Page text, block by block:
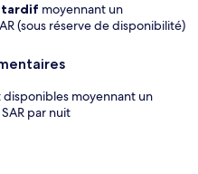
moyennant un
(sous réserve de disponibilité)
moyennant un
par nuit